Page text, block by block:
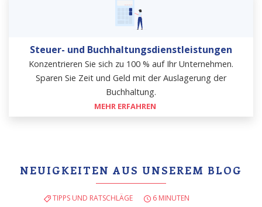
Steuer- und Buchhaltungsdienstleistungen
Konzentrieren Sie sich zu 100 % auf Ihr Unternehmen.
Sparen Sie Zeit und Geld mit der Auslagerung der
Buchhaltung.
MEHR ERFAHREN
NEUIGKEITEN AUS UNSEREM BLOG
TIPPS UND RATSCHLÄGE 6 MINUTEN